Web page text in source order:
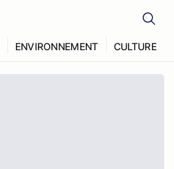
ENVIRONNEMENT CULTURE